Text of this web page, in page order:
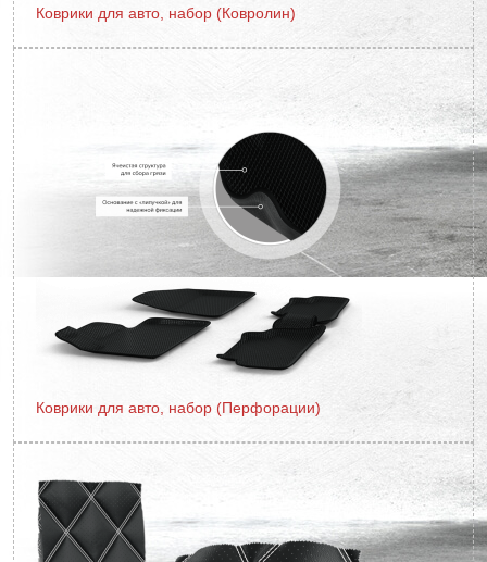
Коврики для авто, набор (Ковролин)
Коврики для авто, набор (Перфорации)